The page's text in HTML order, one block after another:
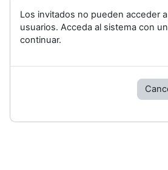
Los invitados no pueden acceder
usuarios. Acceda al sistema con
continuar.